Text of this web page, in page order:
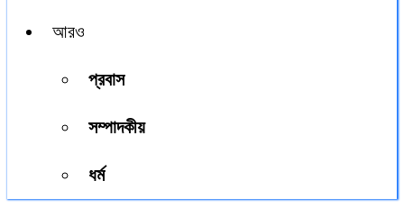
আরও
প্রবাস
সম্পাদকীয়
ধর্ম